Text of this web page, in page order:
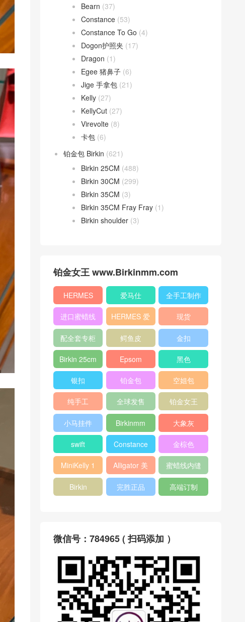
Bearn (37)
Constance (53)
Constance To Go (4)
Dogon护照夹 (17)
Dragon (1)
Egee 猪鼻子 (6)
Jige 手拿包 (21)
Kelly (27)
KellyCut (27)
Virevolte (8)
卡包 (6)
铂金包 Birkin (621)
Birkin 25CM (488)
Birkin 30CM (299)
Birkin 35CM (3)
Birkin 35CM Fray Fray (1)
Birkin shoulder (3)
铂金女王 www.Birkinmm.com
HERMES 爱马仕 全手工制作
进口蜜蜡线
HERMES 爱
马仕
现货
配全套专柜
原版包装
鳄鱼皮 金扣
Birkin 25cm Epsom 黑色
银扣 铂金包 空姐包
纯手工 全球发售 铂金女王
小马挂件 Birkinmm 大象灰
swift Constance 金棕色
MiniKelly 1
Alligator 美
洲鳄
蜜蜡线内缝
Birkin 完胜正品 高端订制
微信号：784965 ( 扫码添加 ）